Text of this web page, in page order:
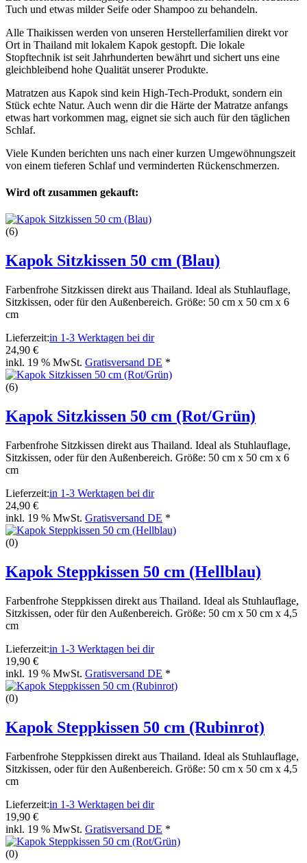
Tuch und etwas milder Seife oder Shampoo zu behandeln.
Alle Thaikissen werden von unseren Herstellerfamilien direkt vor
Ort in Thailand mit lokalem Kapok gestopft. Die lokale
Stopftechnik ist seit Jahrhunderten bewährt und sichert uns eine
gleichbleibend hohe Qualität unserer Produkte.
Matratzen aus Kapok sind kein High-Tech-Produkt, sondern ein
Stück echte Natur. Auch wenn dir die Härte der Matratze anfangs
etwas hart vorkommen mag, eignet sie sich auch für den täglichen
Schlaf.
Viele Kunden berichten uns nach einer kurzen Umgewöhnungszeit
von einem tieferen Schlaf und verminderten Rückenschmerzen.
Wird oft zusammen gekauft:
(6)
Kapok Sitzkissen 50 cm (Blau)
Farbenfrohe Sitzkissen direkt aus Thailand. Ideal als Stuhlauflage,
Sitzkissen, oder für den Außenbereich. Größe: 50 cm x 50 cm x 6
cm
Lieferzeit:in 1-3 Werktagen bei dir
24,90 €
inkl. 19 % MwSt. Gratisversand DE *
(6)
Kapok Sitzkissen 50 cm (Rot/Grün)
Farbenfrohe Sitzkissen direkt aus Thailand. Ideal als Stuhlauflage,
Sitzkissen, oder für den Außenbereich. Größe: 50 cm x 50 cm x 6
cm
Lieferzeit:in 1-3 Werktagen bei dir
24,90 €
inkl. 19 % MwSt. Gratisversand DE *
(0)
Kapok Steppkissen 50 cm (Hellblau)
Farbenfrohe Steppkissen direkt aus Thailand. Ideal als Stuhlauflage,
Sitzkissen, oder für den Außenbereich. Größe: 50 cm x 50 cm x 4,5
cm
Lieferzeit:in 1-3 Werktagen bei dir
19,90 €
inkl. 19 % MwSt. Gratisversand DE *
(0)
Kapok Steppkissen 50 cm (Rubinrot)
Farbenfrohe Steppkissen direkt aus Thailand. Ideal als Stuhlauflage,
Sitzkissen, oder für den Außenbereich. Größe: 50 cm x 50 cm x 4,5
cm
Lieferzeit:in 1-3 Werktagen bei dir
19,90 €
inkl. 19 % MwSt. Gratisversand DE *
(0)